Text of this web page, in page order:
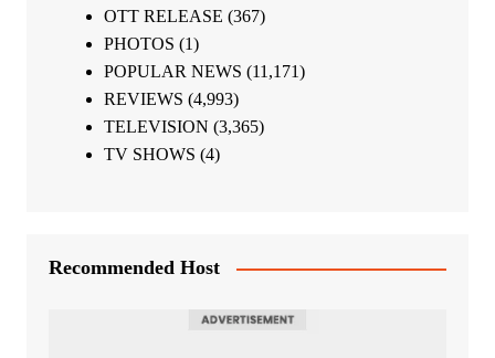
OTT RELEASE (367)
PHOTOS (1)
POPULAR NEWS (11,171)
REVIEWS (4,993)
TELEVISION (3,365)
TV SHOWS (4)
Recommended Host